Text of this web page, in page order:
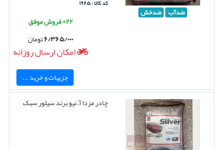
ضدآب ضدخش
کد کالا : ۱۹۶۵
۲۲+ فروش موفق
۶/۳۶۵/۰۰۰تومان
امکان ارسال روزانه
جزییات و خرید ...
چادر مزدا 3 نیو برند سیلور سبک